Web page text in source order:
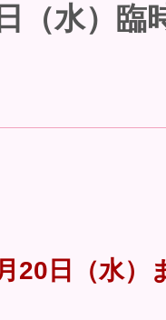
（水）
20日（水）